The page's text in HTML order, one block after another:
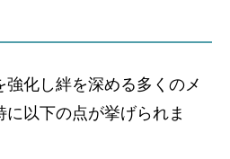
化し絆を深める多くのメ
に以下の点が挙げられま